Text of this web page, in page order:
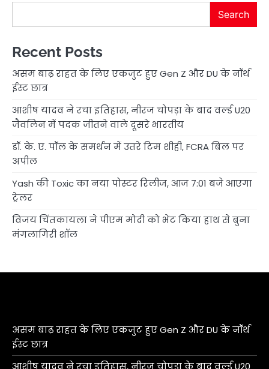
Search
Recent Posts
असम बाढ़ राहत के लिए एकजुट हुए Gen Z और DU के नॉर्थ
ईस्ट छात्र
आशीष यादव ने रचा इतिहास, नीरज चोपड़ा के बाद वर्ल्ड U20
जैवलिन में पदक जीतने वाले दूसरे भारतीय
डॉ. के. ए. पॉल के समर्थन में उतरे टिम शीही, FCRA बिल पर
अपील
Yash की Toxic का नया पोस्टर रिलीज, आज 7:01 बजे आएगा
ट्रेलर
विजय चिंतकायला ने पीएम मोदी को भेंट किया हाथ से बुना
मंगलागिरी शॉल
असम बाढ़ राहत के लिए एकजुट हुए Gen Z और DU के नॉर्थ
ईस्ट छात्र
आशीष यादव ने रचा इतिहास, नीरज चोपड़ा के बाद वर्ल्ड U20